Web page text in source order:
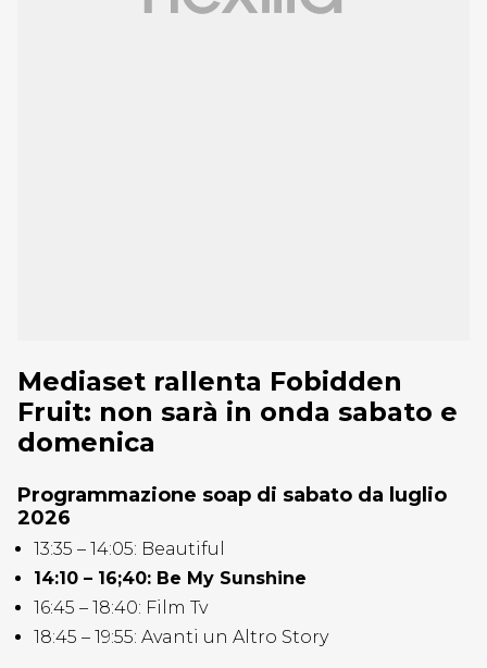
Mediaset rallenta Fobidden
Fruit: non sarà in onda sabato e
domenica
Programmazione soap di sabato da luglio
2026
13:35 – 14:05: Beautiful
14:10 – 16;40: Be My Sunshine
16:45 – 18:40: Film Tv
18:45 – 19:55: Avanti un Altro Story